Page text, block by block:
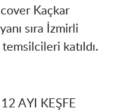
Kaçkar
sıra İzmirli
katıldı.
AYI KEŞFE